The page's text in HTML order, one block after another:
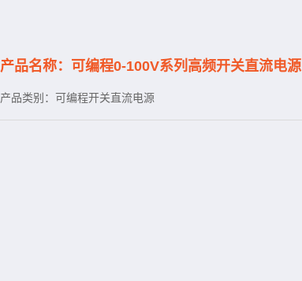
产品名称：可编程0-100V系列高频开关直流电源
产品类别：可编程开关直流电源